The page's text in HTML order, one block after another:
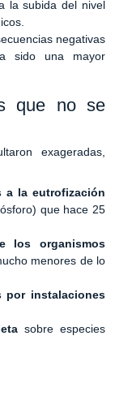
la subida del nivel
negativas
sido una mayor
que no se
exageradas,
a la eutrofización
que hace 25
los organismos
menores de lo
por instalaciones
sobre especies